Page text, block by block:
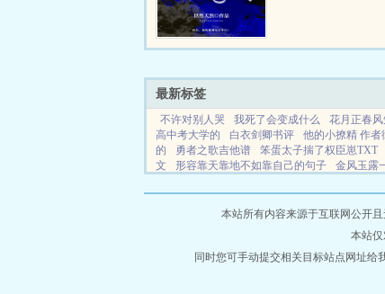
最新标签
不许对别人哭 我死了会变成什么 花月正春
高中考大学的
白衣剑卿书评 他的小撩精 作者
的
勇者之歌吉他谱 笨蛋太子揣了权臣崽TXT
文
形容靠天靠地不如靠自己的句子 金风玉露
风吟是什么意思
一匹马打一字谜底答案 新
墨韵阅读 锦科书阁 精密推文 墨
晨露书阁
琉璃书屋 云章书屋 朝夕文学 夕象文学
本站所有内容来源于互联网公开
本站
同时您可手动提交相关目标站点网址给